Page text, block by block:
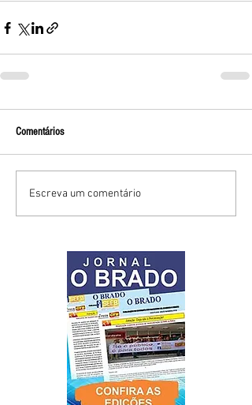
Comentários
Escreva um comentário